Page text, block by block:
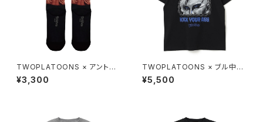
TWOPLATOONS × アントニ
オ猪木 コラボレーション KILLE
R SOX / BLACK
¥3,300
TWOPLATOONS × ブル中野
コラボレーション-T / BLACK
¥5,500